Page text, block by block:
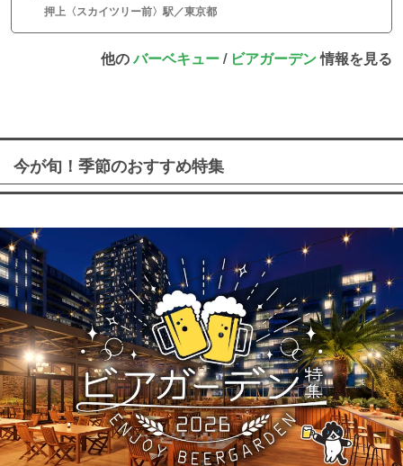
押上〈スカイツリー前〉駅／東京都
他のバーベキュー/ ビアガーデン情報を見る
今が旬！季節のおすすめ特集